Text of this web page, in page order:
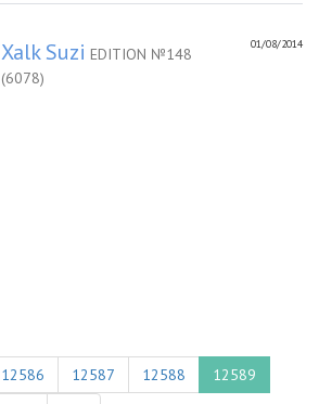
01/08/2014
Xalk Suzi EDITION №148
(6078)
12586 12587 12588
12589